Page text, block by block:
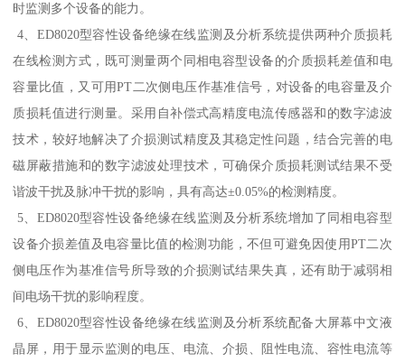
时监测多个设备的能力。
4、ED8020型容性设备绝缘在线监测及分析系统提供两种介质损耗
在线检测方式，既可测量两个同相电容型设备的介质损耗差值和电
容量比值，又可用PT二次侧电压作基准信号，对设备的电容量及介
质损耗值进行测量。采用自补偿式高精度电流传感器和的数字滤波
技术，较好地解决了介损测试精度及其稳定性问题，结合完善的电
磁屏蔽措施和的数字滤波处理技术，可确保介质损耗测试结果不受
谐波干扰及脉冲干扰的影响，具有高达±0.05%的检测精度。
5、ED8020型容性设备绝缘在线监测及分析系统增加了同相电容型
设备介损差值及电容量比值的检测功能，不但可避免因使用PT二次
侧电压作为基准信号所导致的介损测试结果失真，还有助于减弱相
间电场干扰的影响程度。
6、ED8020型容性设备绝缘在线监测及分析系统配备大屏幕中文液
晶屏，用于显示监测的电压、电流、介损、阻性电流、容性电流等